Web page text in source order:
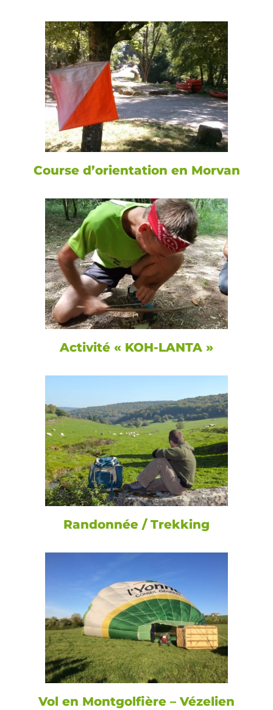
Course d’orientation en Morvan
Activité « KOH-LANTA »
Randonnée / Trekking
Vol en Montgolfière – Vézelien